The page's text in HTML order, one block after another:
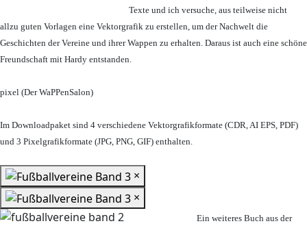
Texte und ich versuche, aus teilweise nicht
allzu guten Vorlagen eine Vektorgrafik zu erstellen, um der Nachwelt die
Geschichten der Vereine und ihrer Wappen zu erhalten. Daraus ist auch eine schöne
Freundschaft mit Hardy entstanden.
pixel (Der WaPPenSalon)
Im Downloadpaket sind 4 verschiedene Vektorgrafikformate (CDR, AI EPS, PDF)
und 3 Pixelgrafikformate (JPG, PNG, GIF) enthalten.
×
×
Ein weiteres Buch aus der